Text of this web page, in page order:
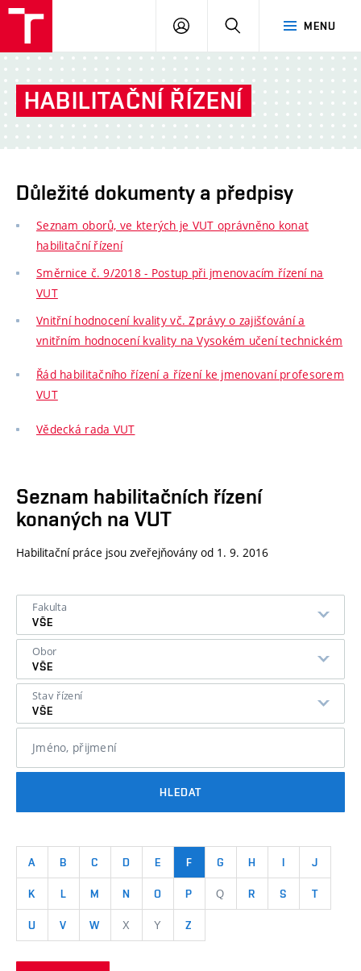
MENU
PŘIHLÁSIT
HABILITAČNÍ ŘÍZENÍ
Důležité dokumenty a předpisy
Seznam oborů, ve kterých je VUT oprávněno konat
habilitační řízení
Směrnice č. 9/2018 - Postup při jmenovacím řízení na
VUT
Vnitřní hodnocení kvality vč. Zprávy o zajišťování a
vnitřním hodnocení kvality na Vysokém učení technickém
Řád habilitačního řízení a řízení ke jmenovaní profesorem
VUT
Vědecká rada VUT
Seznam habilitačních řízení
konaných na VUT
Habilitační práce jsou zveřejňovány od 1. 9. 2016
Fakulta
VŠE
Obor
VŠE
Stav řízení
VŠE
Jméno, přijmení
HLEDAT
A B C D E F G H I J
K L M N O P Q R S T
U V W X Y Z